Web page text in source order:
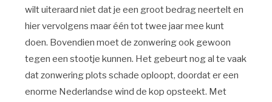
wilt uiteraard niet dat je een groot bedrag neertelt en
hier vervolgens maar één tot twee jaar mee kunt
doen. Bovendien moet de zonwering ook gewoon
tegen een stootje kunnen. Het gebeurt nog al te vaak
dat zonwering plots schade oploopt, doordat er een
enorme Nederlandse wind de kop opsteekt. Met